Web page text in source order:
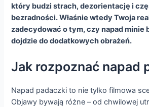
który budzi strach, dezorientację i
bezradności. Właśnie wtedy Twoja
zadecydować o tym, czy napad minie
dojdzie do dodatkowych obrażeń.
Jak rozpoznać napad
Napad padaczki to nie tylko filmowa
Objawy bywają różne – od chwilowej